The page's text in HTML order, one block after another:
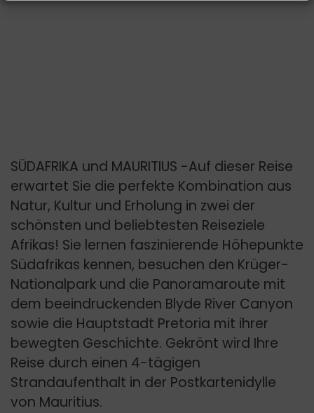
SÜDAFRIKA und MAURITIUS -Auf dieser Reise
erwartet Sie die perfekte Kombination aus
Natur, Kultur und Erholung in zwei der
schönsten und beliebtesten Reiseziele
Afrikas! Sie lernen faszinierende Höhepunkte
Südafrikas kennen, besuchen den Krüger-
Nationalpark und die Panoramaroute mit
dem beeindruckenden Blyde River Canyon
sowie die Hauptstadt Pretoria mit ihrer
bewegten Geschichte. Gekrönt wird Ihre
Reise durch einen 4-tägigen
Strandaufenthalt in der Postkartenidylle
von Mauritius.